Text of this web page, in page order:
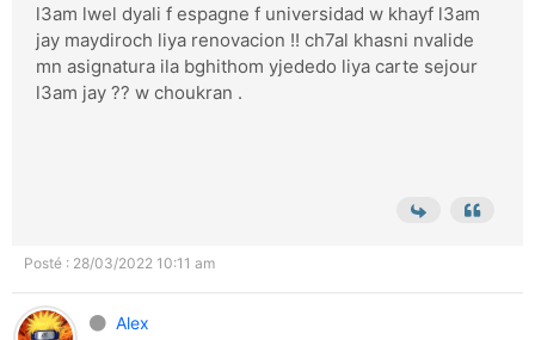
l3am lwel dyali f espagne f universidad w khayf l3am
jay maydiroch liya renovacion !! ch7al khasni nvalide
mn asignatura ila bghithom yjededo liya carte sejour
l3am jay ?? w choukran .
Posté : 28/03/2022 10:11 am
Alex